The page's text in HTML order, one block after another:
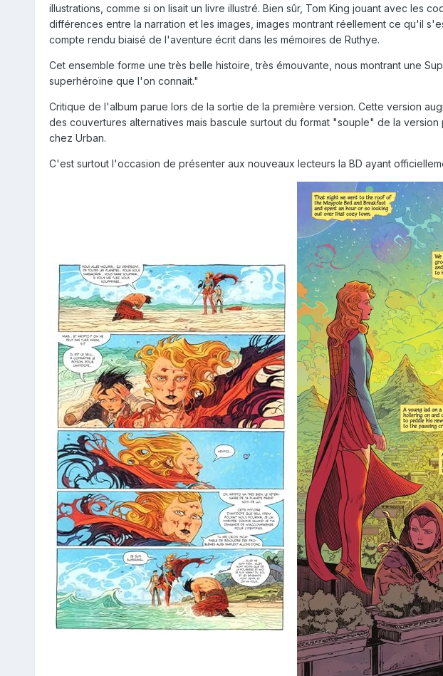
illustrations, comme si on lisait un livre illustré. Bien sûr, Tom King jouant avec les
différences entre la narration et les images, images montrant réellement ce qu'il
compte rendu biaisé de l'aventure écrit dans les mémoires de Ruthye.
Cet ensemble forme une très belle histoire, très émouvante, nous montrant une
superhéroïne que l'on connait."
Critique de l'album parue lors de la sortie de la première version. Cette version
des couvertures alternatives mais bascule surtout du format "souple" de la
chez Urban.
C'est surtout l'occasion de présenter aux nouveaux lecteurs la BD ayant